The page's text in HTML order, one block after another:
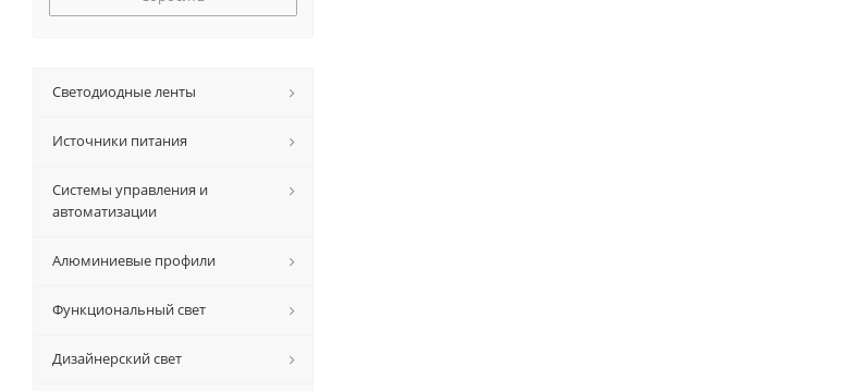
Светодиодные ленты
Источники питания
Системы управления и
автоматизации
Алюминиевые профили
Функциональный свет
Дизайнерский свет